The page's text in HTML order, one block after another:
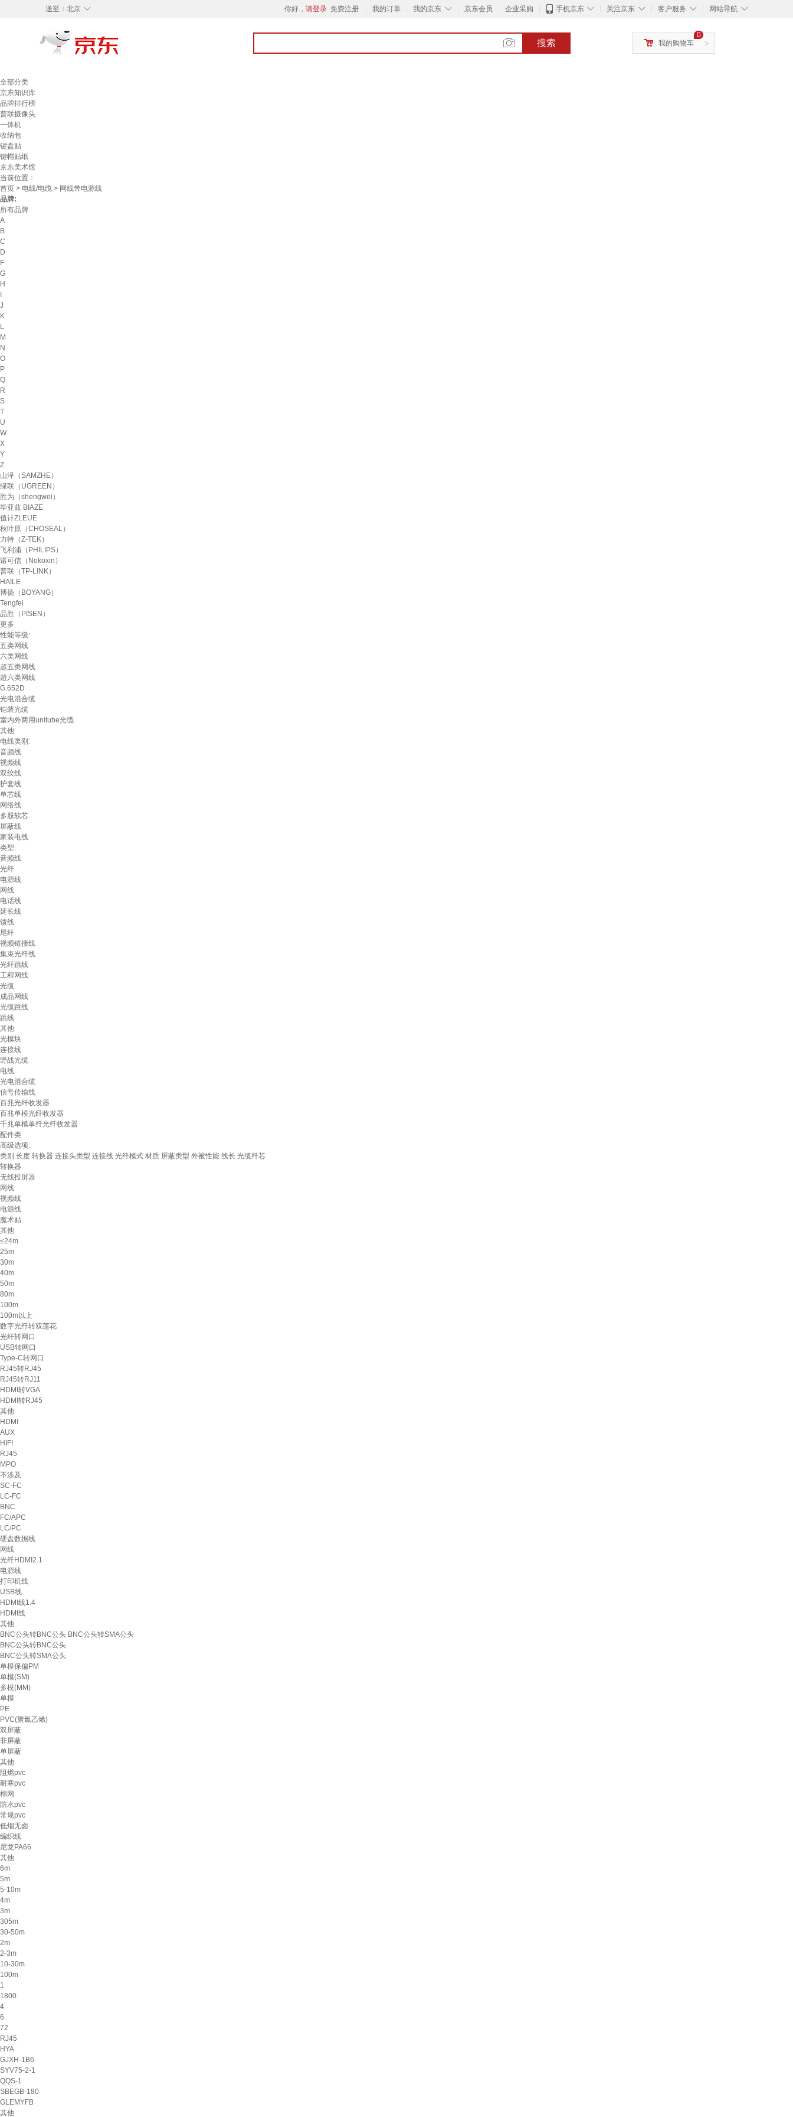
◇
送至： 北京 你好， 请登录 免费注册 我的订单 ◇
我的京东 京东会员 企业采购 ◇
手机京东 ◇
关注京东 ◇
客户服务 ◇
网站导航
搜索 >
0
我的购物车
全部分类
京东知识库
品牌排行榜
普联摄像头
一体机
收纳包
键盘贴
键帽贴纸
京东美术馆
当前位置：
首页 > 电线/电缆 > 网线带电源线
品牌:
所有品牌
A
B
C
D
F
G
H
J
K
L
M
N
O
P
Q
R
S
T
U
W
X
Y
Z
山泽（SAMZHE）
绿联（UGREEN）
胜为（shengwei）
毕亚兹 BIAZE
值计ZLEUE
秋叶原（CHOSEAL）
力特（Z-TEK）
飞利浦（PHILIPS）
诺可信（Nokoxin）
普联（TP-LINK）
HAILE
博扬（BOYANG）
Tengfei
品胜（PISEN）
更多
性能等级:
五类网线
六类网线
超五类网线
超六类网线
G.652D
光电混合缆
铠装光缆
室内外两用unitube光缆
其他
电线类别:
音频线
视频线
双绞线
护套线
单芯线
网络线
多股软芯
屏蔽线
家装电线
类型:
音频线
光纤
电源线
网线
电话线
延长线
馈线
尾纤
视频链接线
集束光纤线
光纤跳线
工程网线
光缆
成品网线
光缆跳线
跳线
其他
光模块
连接线
野战光缆
电线
光电混合缆
信号传输线
百兆光纤收发器
百兆单模光纤收发器
千兆单模单纤光纤收发器
配件类
高级选项:
类别 长度 转换器 连接头类型 连接线 光纤模式 材质 屏蔽类型 外被性能 线长 光缆纤芯
转换器
无线投屏器
网线
视频线
电源线
魔术贴
其他
≤24m
25m
30m
40m
50m
80m
100m
100m以上
数字光纤转双莲花
光纤转网口
USB转网口
Type-C转网口
RJ45转RJ45
RJ45转RJ11
HDMI转VGA
HDMI转RJ45
其他
HDMI
AUX
HIFI
RJ45
MPO
不涉及
SC-FC
LC-FC
BNC
FC/APC
LC/PC
硬盘数据线
网线
光纤HDMI2.1
电源线
打印机线
USB线
HDMI线1.4
HDMI线
其他
BNC公头转BNC公头 BNC公头转SMA公头
BNC公头转BNC公头
BNC公头转SMA公头
单模保偏PM
单模(SM)
多模(MM)
单模
PE
PVC(聚氯乙烯)
双屏蔽
非屏蔽
单屏蔽
其他
阻燃pvc
耐寒pvc
棉网
防水pvc
常规pvc
低烟无卤
编织线
尼龙PA66
其他
6m
5m
5-10m
4m
3m
305m
30-50m
2m
2-3m
10-30m
100m
1
1800
4
6
72
RJ45
HYA
GJXH-1B6
SYV75-2-1
QQS-1
SBEGB-180
GLEMYFB
其他